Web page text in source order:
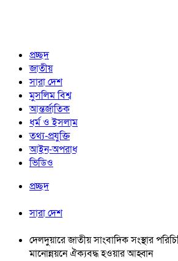
প্রচ্ছদ
জাতীয়
সারা দেশ
মুসলিম বিশ্ব
আন্তর্জাতিক
ধর্ম ও ইসলাম
তথ্য-প্রযুক্তি
আইন-অপরাধ
ভিডিও
প্রচ্ছদ
সারা দেশ
দেলদুয়ারে জাতীয় সাংবাদিক সংস্থার
মানোন্নয়নে ঐক্যবদ্ধ হওয়ার আহ্বান